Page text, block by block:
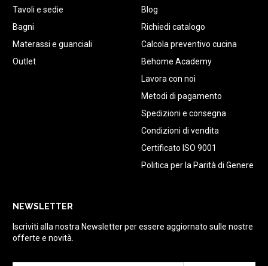
Tavoli e sedie
Bagni
Materassi e guanciali
Outlet
Blog
Richiedi catalogo
Calcola preventivo cucina
Behome Academy
Lavora con noi
Metodi di pagamento
Spedizioni e consegna
Condizioni di vendita
Certificato ISO 9001
Politica per la Parità di Genere
NEWSLETTER
Iscriviti alla nostra Newsletter per essere aggiornato sulle nostre
offerte e novità.